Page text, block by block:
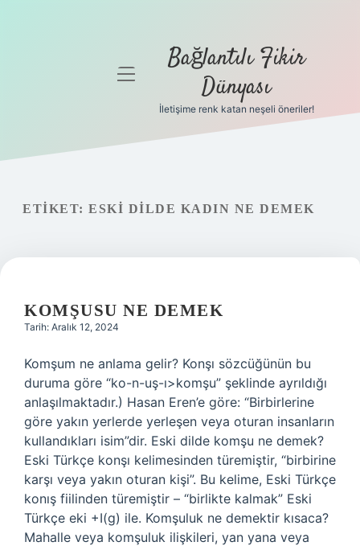
Gizlilik
Yasal Uyarı
Hakkımızda
menüyü
Bağlantılı Fikir
Dünyası
İletişime renk katan neşeli öneriler!
ETIKET: ESKI DILDE KADIN NE DEMEK
KOMŞUSU NE DEMEK
Tarih: Aralık 12, 2024
Komşum ne anlama gelir? Konşı sözcüğünün bu
duruma göre “ko-n-uş-ı>komşu” şeklinde ayrıldığı
anlaşılmaktadır.) Hasan Eren’e göre: “Birbirlerine
göre yakın yerlerde yerleşen veya oturan insanların
kullandıkları isim”dir. Eski dilde komşu ne demek?
Eski Türkçe konşı kelimesinden türemiştir, “birbirine
karşı veya yakın oturan kişi”. Bu kelime, Eski Türkçe
konış fiilinden türemiştir – “birlikte kalmak” Eski
Türkçe eki +I(g) ile. Komşuluk ne demektir kısaca?
Mahalle veya komşuluk ilişkileri, yan yana veya